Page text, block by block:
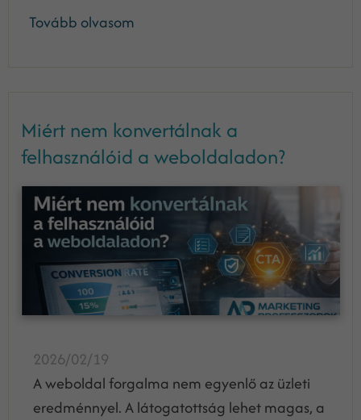
Tovább olvasom
Miért nem konvertálnak a
felhasználóid a weboldaladon?
2026/02/19
A weboldal forgalma nem egyenlő az üzleti
eredménnyel. A látogatottság lehet magas, a